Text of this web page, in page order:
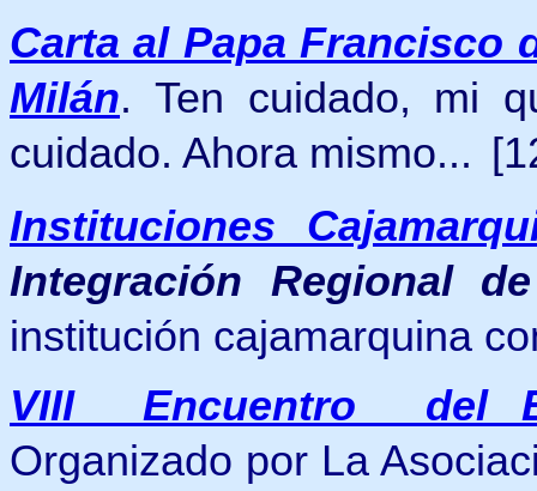
Carta al Papa Francisco
Milán.Ten cuidado, mi
cuidado. Ahora mismo...
Instituciones
Integración Regional
institución cajamarquina
VIII Encuentro del
Organizado por La